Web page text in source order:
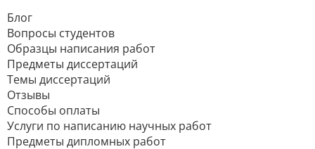
Блог
Вопросы студентов
Образцы написания работ
Предметы диссертаций
Темы диссертаций
Отзывы
Способы оплаты
Услуги по написанию научных работ
Предметы дипломных работ